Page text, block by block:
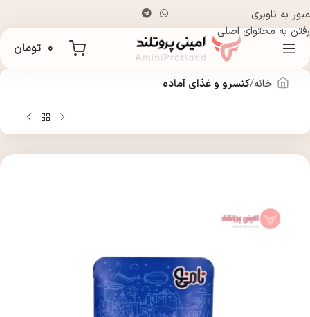
عبور به ناوبری
رفتن به محتوای اصلی
۰ تومان
خانه کنسرو و غذای آماده